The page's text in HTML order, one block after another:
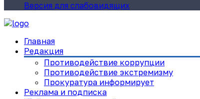
Версия для слабовидящих
Главная
Редакция
Противодействие коррупции
Противодействие экстремизму
Прокуратура информирует
Реклама и подписка